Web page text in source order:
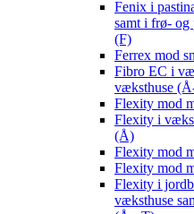
Fenix i
samt i frø- og
(F)
Ferrex mod
Fibro EC i
væksthuse
Flexity mod
Flexity i
(Å)
Flexity mod
Flexity mod
Flexity i
væksthuse